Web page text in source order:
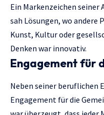
Ein Markenzeichen seiner
sah Lösungen, wo andere
Kunst, Kultur oder
Denken war innovativ.
Engagement für
Neben seiner beruflichen
Engagement für die